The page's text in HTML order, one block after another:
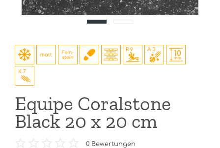
Equipe Coralstone
Black 20 x 20 cm
0 Bewertungen